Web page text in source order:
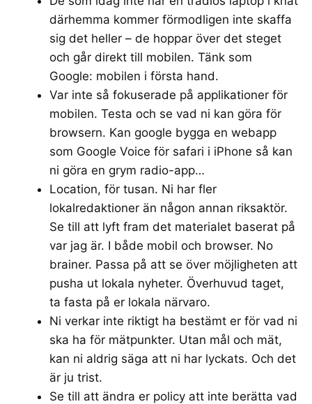
därhemma kommer förmodligen inte skaffa
sig det heller – de hoppar över det steget
och går direkt till mobilen. Tänk som
Google: mobilen i första hand.
Var inte så fokuserade på applikationer för
mobilen. Testa och se vad ni kan göra för
browsern. Kan google bygga en webapp
som Google Voice för safari i iPhone så kan
ni göra en grym radio-app…
Location, för tusan. Ni har fler
lokalredaktioner än någon annan riksaktör.
Se till att lyft fram det materialet baserat på
var jag är. I både mobil och browser. No
brainer. Passa på att se över möjligheten att
pusha ut lokala nyheter. Överhuvud taget,
ta fasta på er lokala närvaro.
Ni verkar inte riktigt ha bestämt er för vad ni
ska ha för mätpunkter. Utan mål och mät,
kan ni aldrig säga att ni har lyckats. Och det
är ju trist.
Se till att ändra er policy att inte berätta vad